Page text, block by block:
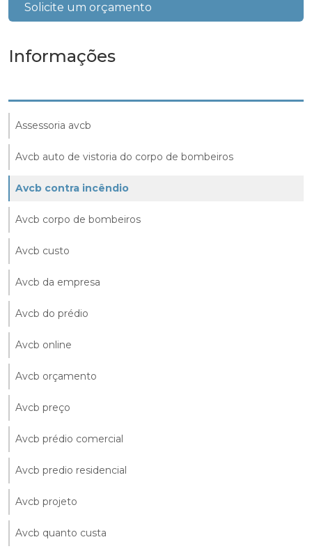
Solicite um orçamento
Informações
Assessoria avcb
Avcb auto de vistoria do corpo de bombeiros
Avcb contra incêndio
Avcb corpo de bombeiros
Avcb custo
Avcb da empresa
Avcb do prédio
Avcb online
Avcb orçamento
Avcb preço
Avcb prédio comercial
Avcb predio residencial
Avcb projeto
Avcb quanto custa